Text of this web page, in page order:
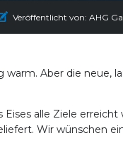
Veröffentlicht von: AHG
warm. Aber die neue,
alle Ziele
Wir wünschen